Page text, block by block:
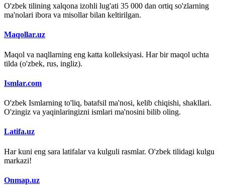
O'zbek tilining xalqona izohli lug'ati 35 000 dan ortiq so'zlarning
ma'nolari ibora va misollar bilan keltirilgan.
Maqollar.uz
Maqol va naqllarning eng katta kolleksiyasi. Har bir maqol uchta
tilda (o'zbek, rus, ingliz).
Ismlar.com
O'zbek Ismlarning to'liq, batafsil ma'nosi, kelib chiqishi, shakllari.
O'zingiz va yaqinlaringizni ismlari ma'nosini bilib oling.
Latifa.uz
Har kuni eng sara latifalar va kulguli rasmlar. O'zbek tilidagi kulgu
markazi!
Onmap.uz